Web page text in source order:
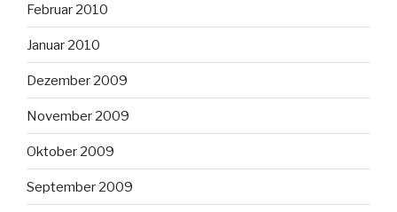
Februar 2010
Januar 2010
Dezember 2009
November 2009
Oktober 2009
September 2009